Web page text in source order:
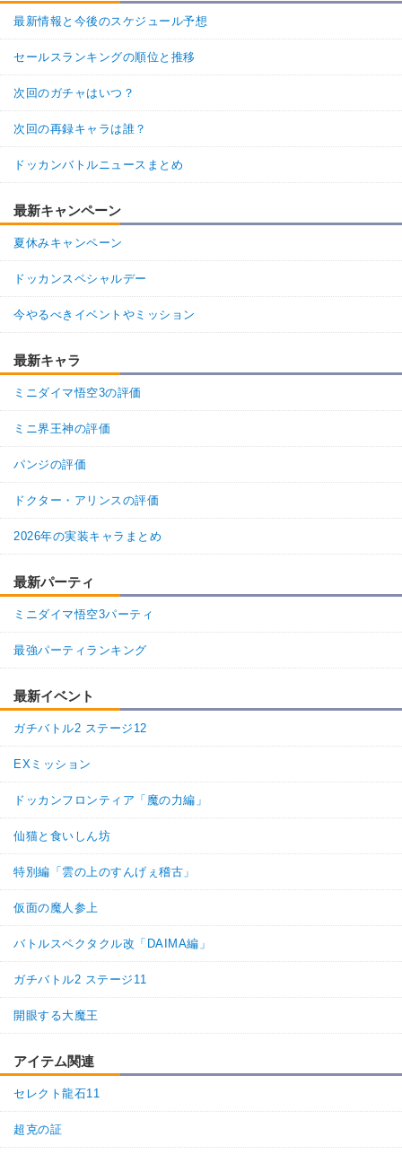
最新情報と今後のスケジュール予想
セールスランキングの順位と推移
次回のガチャはいつ？
次回の再録キャラは誰？
ドッカンバトルニュースまとめ
最新キャンペーン
夏休みキャンペーン
ドッカンスペシャルデー
今やるべきイベントやミッション
最新キャラ
ミニダイマ悟空3の評価
ミニ界王神の評価
パンジの評価
ドクター・アリンスの評価
2026年の実装キャラまとめ
最新パーティ
ミニダイマ悟空3パーティ
最強パーティランキング
最新イベント
ガチバトル2 ステージ12
EXミッション
ドッカンフロンティア「魔の力編」
仙猫と食いしん坊
特別編「雲の上のすんげぇ稽古」
仮面の魔人参上
バトルスペクタクル改「DAIMA編」
ガチバトル2 ステージ11
開眼する大魔王
アイテム関連
セレクト龍石11
超克の証